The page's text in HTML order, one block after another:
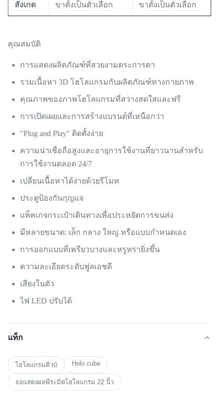
สังเกต ขาตั้งเป็นตัวเลือก ขาตั้งเป็นตัวเลือก
คุณสมบัติ
การแสดงผลิตภัณฑ์ที่สวยงามตระการตา
รวมเนื้อหา 3D โฮโลแกรมกับผลิตภัณฑ์ทางกายภาพ
คุณภาพของภาพโฮโลแกรมที่สว่างสดใสและฟรี
การเปิดเผยและการสร้างแบรนด์ที่เหนือกว่า
"Plug and Play" ติดตั้งง่าย
ความน่าเชื่อถือสูงและอายุการใช้งานที่ยาวนานสำหรับ
การใช้งานตลอด 24/7
เปลี่ยนเนื้อหาได้ง่ายด้วยรีโมท
ประตูป้องกันกุญแจ
แพ็คเกจกระเป๋าเดินทางเพื่อประหยัดการขนส่ง
มีหลายขนาด: เล็ก กลาง ใหญ่ หรือแบบกำหนดเอง
การออกแบบที่เพรียวบางและหรูหรายิ่งขึ้น
ความละเอียดระดับฟูลเอชดี
เสียงในตัว
ไฟ LED ปรับได้
แท็ก
โฮโลแกรมคิวบ์ Holo cube
จอแสดงผลพีระมิดโฮโลแกรม 22 นิ้ว